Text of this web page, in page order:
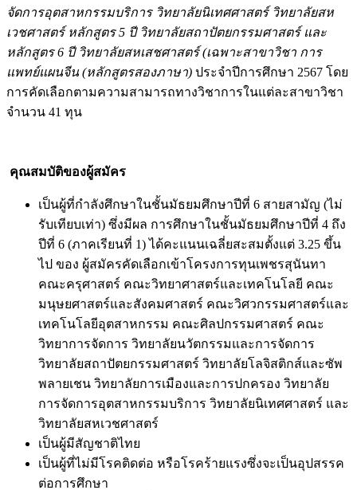
จัดการอุตสาหกรรมบริการ วิทยาลัยนิเทศศาสตร์ วิทยาลัยสห
เวชศาสตร์ หลักสูตร 5 ปี วิทยาลัยสถาปัตยกรรมศาสตร์ และ
หลักสูตร 6 ปี วิทยาลัยสหเสชศาสตร์ (เฉพาะสาขาวิชา การ
แพทย์แผนจีน (หลักสูตรสองภาษา) ประจำปีการศึกษา 2567 โดย
การคัดเลือกตามความสามารถทางวิชาการในแต่ละสาขาวิชา
จำนวน 41 ทุน
คุณสมบัติของผู้สมัคร
เป็นผู้ที่กำลังศึกษาในชั้นมัธยมศึกษาปีที่ 6 สายสามัญ (ไม่
รับเทียบเท่า) ซึ่งมีผล การศึกษาในชั้นมัธยมศึกษาปีที่ 4 ถึง
ปีที่ 6 (ภาคเรียนที่ 1) ได้คะแนนเฉลี่ยสะสมตั้งแต่ 3.25 ขึ้น
ไป ของ ผู้สมัครคัดเลือกเข้าโครงการทุนเพชรสุนันทา
คณะครุศาสตร์ คณะวิทยาศาสตร์และเทคโนโลยี คณะ
มนุษยศาสตร์และสังคมศาสตร์ คณะวิศวกรรมศาสตร์และ
เทคโนโลยีอุตสาหกรรม คณะศิลปกรรมศาสตร์ คณะ
วิทยาการจัดการ วิทยาลัยนวัตกรรมและการจัดการ
วิทยาลัยสถาปัตยกรรมศาสตร์ วิทยาลัยโลจิสติกส์และซัพ
พลายเชน วิทยาลัยการเมืองและการปกครอง วิทยาลัย
การจัดการอุตสาหกรรมบริการ วิทยาลัยนิเทศศาสตร์ และ
วิทยาลัยสหเวชศาสตร์
เป็นผู้มีสัญชาติไทย
เป็นผู้ที่ไม่มีโรคติดต่อ หรือโรคร้ายแรงซึ่งจะเป็นอุปสรรค
ต่อการศึกษา